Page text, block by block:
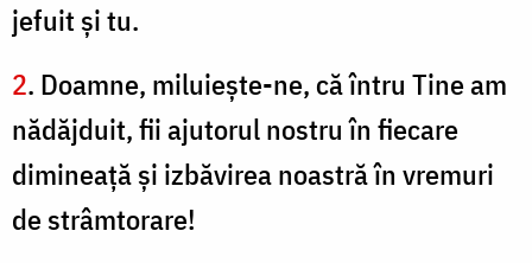
jefuit şi tu.
2. Doamne, miluieşte-ne, că întru Tine am
nădăjduit, fii ajutorul nostru în fiecare
dimineaţă şi izbăvirea noastră în vremuri
de strâmtorare!